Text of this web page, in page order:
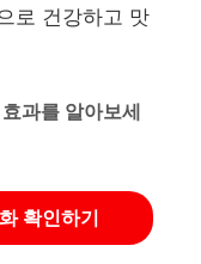
로 건강하고 맛
과를 알아보세
확인하기